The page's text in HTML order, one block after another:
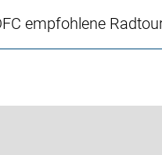
empfohlene